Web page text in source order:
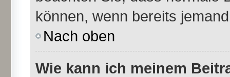
können, wenn bereits
Nach oben
Wie kann ich meinem